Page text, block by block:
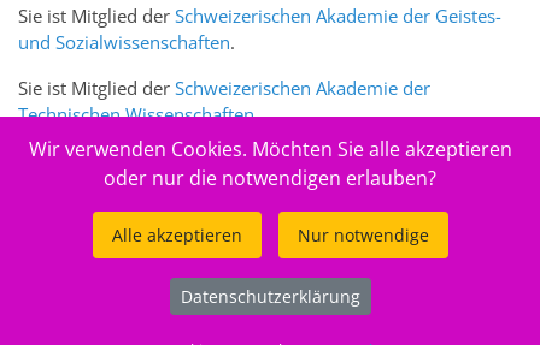
Sie ist Mitglied der Schweizerischen Akademie der Geistes-
und Sozialwissenschaften.
Sie ist Mitglied der Schweizerischen Akademie der
Technischen Wissenschaften.
Sie ist zudem Mitglied des Schweizer Portalswww.sciences-
Stiftung Bibliothek Werner Oechslin
Wir verwenden Cookies. Möchten Sie alle akzeptieren
oder nur die notwendigen erlauben?
Alle akzeptieren Nur notwendige
Datenschutzerklärung